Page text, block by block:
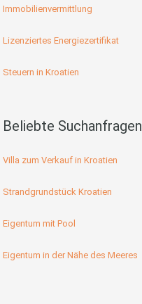
Immobilienvermittlung
Lizenziertes Energiezertifikat
Steuern in Kroatien
Beliebte Suchanfragen
Villa zum Verkauf in Kroatien
Strandgrundstück Kroatien
Eigentum mit Pool
Eigentum in der Nähe des Meeres